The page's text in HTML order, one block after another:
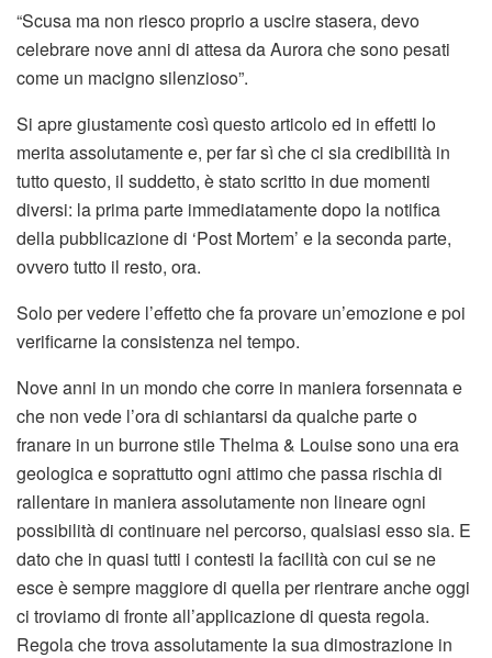
“Scusa ma non riesco proprio a uscire stasera, devo
celebrare nove anni di attesa da Aurora che sono pesati
come un macigno silenzioso”.
Si apre giustamente così questo articolo ed in effetti lo
merita assolutamente e, per far sì che ci sia credibilità in
tutto questo, il suddetto, è stato scritto in due momenti
diversi: la prima parte immediatamente dopo la notifica
della pubblicazione di ‘Post Mortem’ e la seconda parte,
ovvero tutto il resto, ora.
Solo per vedere l’effetto che fa provare un’emozione e poi
verificarne la consistenza nel tempo.
Nove anni in un mondo che corre in maniera forsennata e
che non vede l’ora di schiantarsi da qualche parte o
franare in un burrone stile Thelma & Louise sono una era
geologica e soprattutto ogni attimo che passa rischia di
rallentare in maniera assolutamente non lineare ogni
possibilità di continuare nel percorso, qualsiasi esso sia. E
dato che in quasi tutti i contesti la facilità con cui se ne
esce è sempre maggiore di quella per rientrare anche oggi
ci troviamo di fronte all’applicazione di questa regola.
Regola che trova assolutamente la sua dimostrazione in